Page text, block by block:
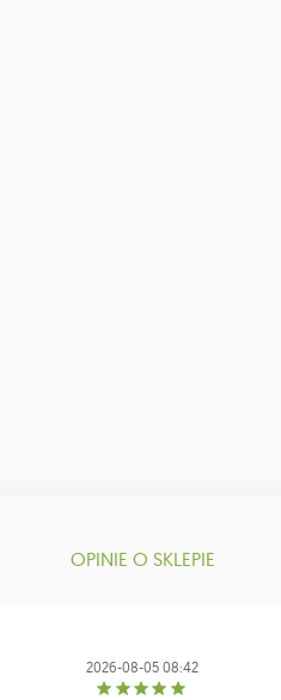
OPINIE O SKLEPIE
2026-08-05 08:42